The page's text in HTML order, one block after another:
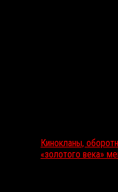
Кинокланы,
«золотого века»